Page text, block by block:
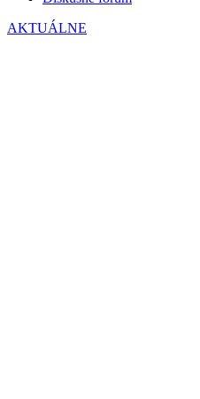
AKTUÁLNE